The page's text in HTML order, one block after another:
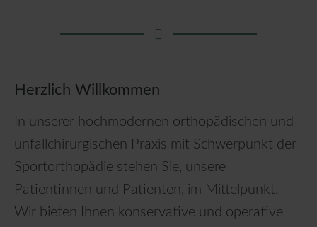
Herzlich Willkommen
In unserer hochmodernen orthopädischen und
unfallchirurgischen Praxis mit Schwerpunkt der
Sportorthopädie stehen Sie, unsere
Patientinnen und Patienten, im Mittelpunkt.
Wir bieten Ihnen konservative und operative